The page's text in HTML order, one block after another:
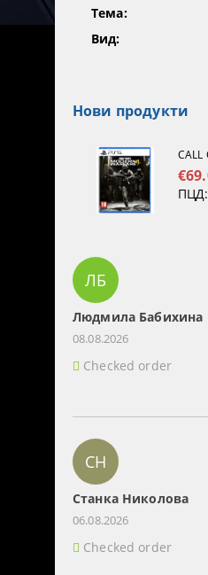
Тема:
Вид:
Нови продукти
ПЦД:
ЛБ
Людмила Бабихина
08.08.2026
Checked order
СН
Станка Николова
06.08.2026
Checked order